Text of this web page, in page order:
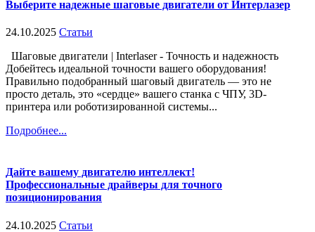
Выберите надежные шаговые двигатели от Интерлазер
24.10.2025 Статьи
Шаговые двигатели | Interlaser - Точность и надежность
Добейтесь идеальной точности вашего оборудования!
Правильно подобранный шаговый двигатель — это не
просто деталь, это «сердце» вашего станка с ЧПУ, 3D-
принтера или роботизированной системы...
Подробнее...
Дайте вашему двигателю интеллект!
Профессиональные драйверы для точного
позиционирования
24.10.2025 Статьи